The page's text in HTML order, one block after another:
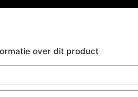
over dit product